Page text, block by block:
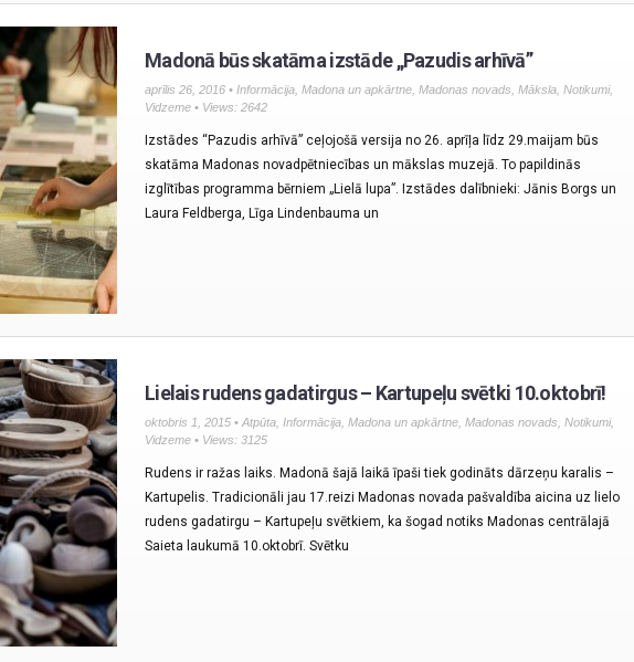
Madonā būs skatāma izstāde „Pazudis arhīvā”
aprīlis 26, 2016 • Informācija Madona un apkārtne Madonas novads Māksla Notikumi,
Vidzeme • Views: 2642
Izstādes “Pazudis arhīvā” ceļojošā versija no 26. aprīļa līdz 29.maijam būs
skatāma Madonas novadpētniecības un mākslas muzejā. To papildinās
izglītības programma bērniem „Lielā lupa”. Izstādes dalībnieki: Jānis Borgs un
Laura Feldberga, Līga Lindenbauma un
Lielais rudens gadatirgus – Kartupeļu svētki 10.oktobrī!
oktobris 1, 2015 • Atpūta Informācija Madona un apkārtne Madonas novads Notikumi,
Vidzeme • Views: 3125
Rudens ir ražas laiks. Madonā šajā laikā īpaši tiek godināts dārzeņu karalis –
Kartupelis. Tradicionāli jau 17.reizi Madonas novada pašvaldība aicina uz lielo
rudens gadatirgu – Kartupeļu svētkiem, ka šogad notiks Madonas centrālajā
Saieta laukumā 10.oktobrī. Svētku